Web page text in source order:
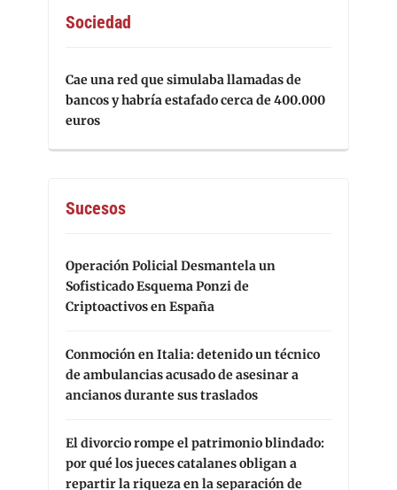
Sociedad
Cae una red que simulaba llamadas de
bancos y habría estafado cerca de 400.000
euros
Sucesos
Operación Policial Desmantela un
Sofisticado Esquema Ponzi de
Criptoactivos en España
Conmoción en Italia: detenido un técnico
de ambulancias acusado de asesinar a
ancianos durante sus traslados
El divorcio rompe el patrimonio blindado:
por qué los jueces catalanes obligan a
repartir la riqueza en la separación de